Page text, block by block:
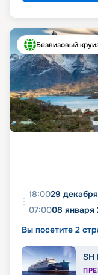
Безвизовый
18:0029
07:0008 января
Вы посетите 2
SH